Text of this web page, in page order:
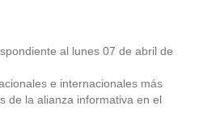
al lunes 07 de abril de
e internacionales más
de la alianza informativa en el